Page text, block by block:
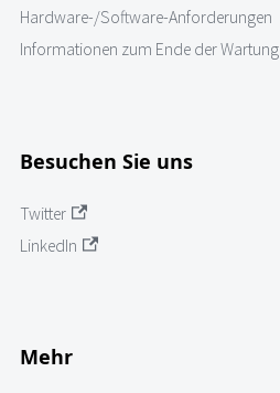
Hardware-/Software-Anforderungen
Informationen zum Ende der Wartung
Besuchen Sie uns
Twitter
LinkedIn
Mehr